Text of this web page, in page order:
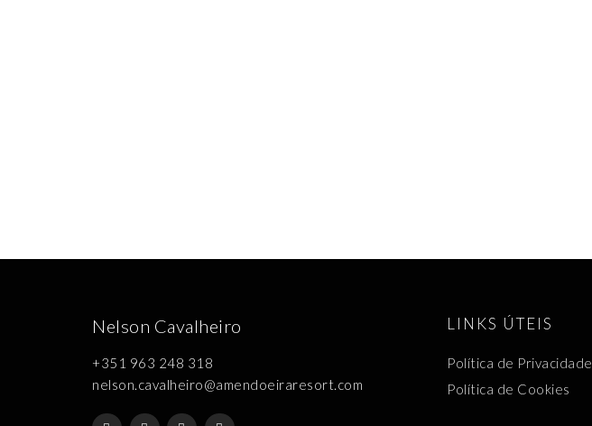
Nelson Cavalheiro
+351 963 248 318
nelson.cavalheiro@amendoeiraresort.com
LINKS ÚTEIS
Política de Privacidade
Política de Cookies